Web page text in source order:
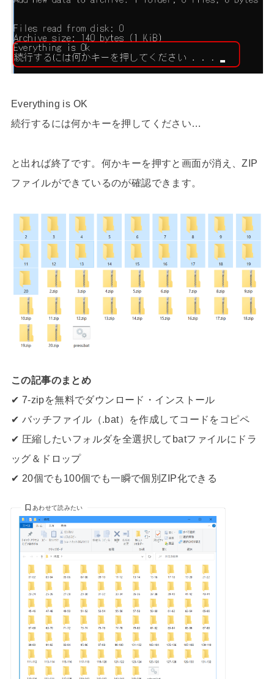
Everything is OK
続行するには何かキーを押してください…
と出れば終了です。何かキーを押すと画面が消え、ZIP
ファイルができているのが確認できます。
この記事のまとめ
✔ 7-zipを無料でダウンロード・インストール
✔ バッチファイル（.bat）を作成してコードをコピペ
✔ 圧縮したいフォルダを全選択してbatファイルにドラ
ッグ＆ドロップ
✔ 20個でも100個でも一瞬で個別ZIP化できる
あわせて読みたい